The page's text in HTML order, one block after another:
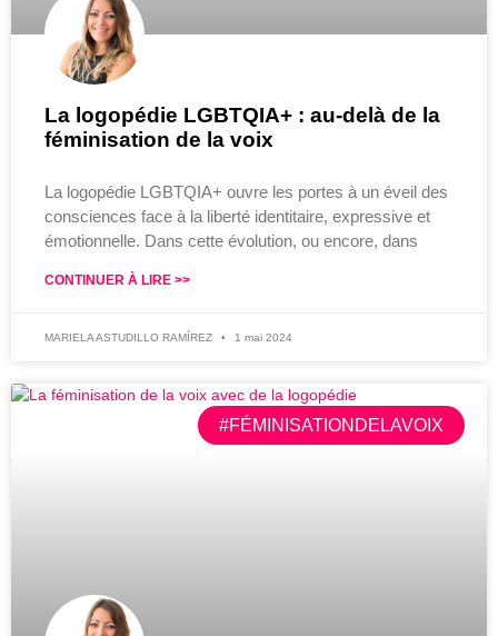
La logopédie LGBTQIA+ : au-delà de la
féminisation de la voix
La logopédie LGBTQIA+ ouvre les portes à un éveil des
consciences face à la liberté identitaire, expressive et
émotionnelle. Dans cette évolution, ou encore, dans
CONTINUER À LIRE >>
MARIELA ASTUDILLO RAMÍREZ 1 mai 2024
#FÉMINISATIONDELAVOIX